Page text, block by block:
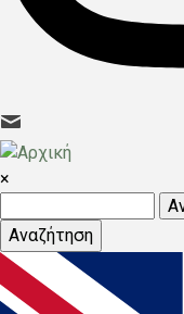
×
Αναζήτηση